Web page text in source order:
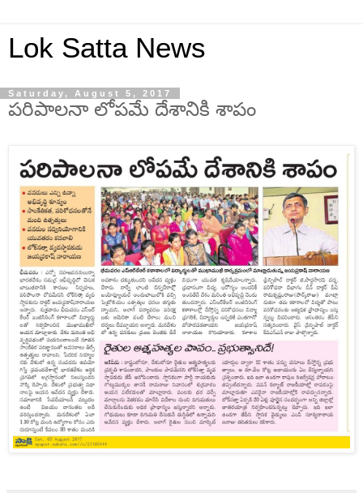
Lok Satta News
Saturday, August 5, 2017
పరిపాలనా లోపమే దేశానికి శాపం